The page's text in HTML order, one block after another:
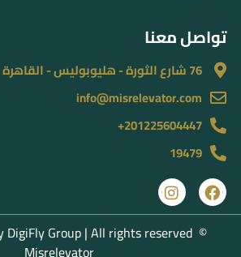
تواصل معنا
76 شارع الثورة - هليوبوليس - القاهرة
info@misrelevator.com
201225604447+
19479
byDigiFly Group |All rights reserved